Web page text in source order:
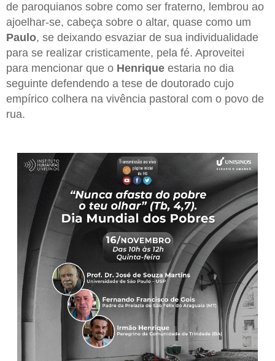
de paroquianos sobre como ser fraterno, lembrou ao
ajoelhar-se, cabeça sobre o altar, quase como um
Paulo, se deixando esvaziar de sua individualidade
para se realizar cristicamente, pela fé. Aproveitei
para mencionar que o Henrique estaria no dia
seguinte defendendo a tese de doutorado cujo
empírico colhera na vivência pastoral com o povo de
rua.